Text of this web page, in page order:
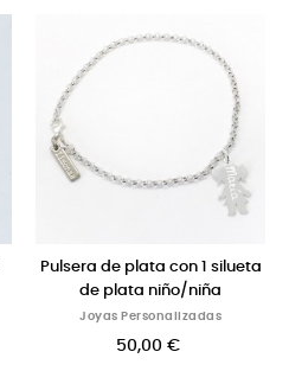
Pulsera de plata con 1 silueta
de plata niño/niña
Joyas Personalizadas
50,00 €